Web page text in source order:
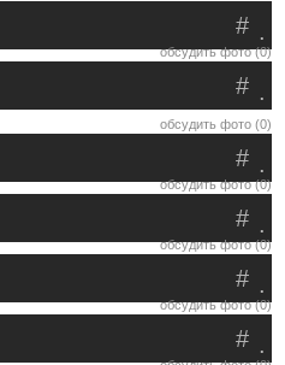
.
#
обсудить фото (0)
.
#
обсудить фото (0)
.
#
обсудить фото (0)
.
#
обсудить фото (0)
.
#
обсудить фото (0)
.
#